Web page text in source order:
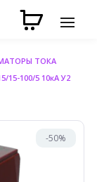
ТОКА
15-100/5 10кА У2
-50%